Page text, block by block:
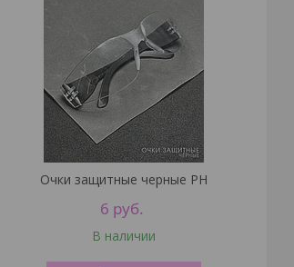
Очки защитные черные PH
6 руб.
В наличии